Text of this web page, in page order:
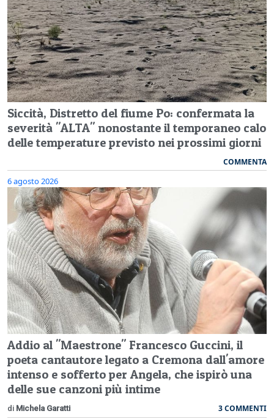
Siccità, Distretto del fiume Po: confermata la
severità "ALTA" nonostante il temporaneo calo
delle temperature previsto nei prossimi giorni
COMMENTA
6 agosto 2026
Addio al "Maestrone" Francesco Guccini, il
poeta cantautore legato a Cremona dall'amore
intenso e sofferto per Angela, che ispirò una
delle sue canzoni più intime
di Michela Garatti 3 COMMENTI